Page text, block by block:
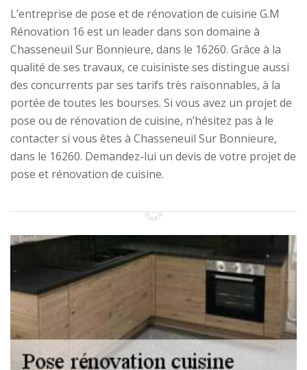
L’entreprise de pose et de rénovation de cuisine G.M
Rénovation 16 est un leader dans son domaine à
Chasseneuil Sur Bonnieure, dans le 16260. Grâce à la
qualité de ses travaux, ce cuisiniste ses distingue aussi
des concurrents par ses tarifs très raisonnables, à la
portée de toutes les bourses. Si vous avez un projet de
pose ou de rénovation de cuisine, n’hésitez pas à le
contacter si vous êtes à Chasseneuil Sur Bonnieure,
dans le 16260. Demandez-lui un devis de votre projet de
pose et rénovation de cuisine.